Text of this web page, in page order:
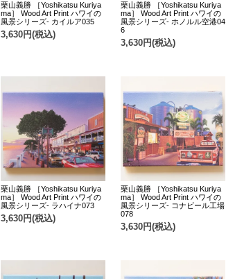
栗山義勝 ［Yoshikatsu Kuriya
ma］ Wood Art Print ハワイの
風景シリーズ- カイルア035
3,630円(税込)
栗山義勝 ［Yoshikatsu Kuriya
ma］ Wood Art Print ハワイの
風景シリーズ- ホノルル空港04
6
3,630円(税込)
栗山義勝 ［Yoshikatsu Kuriya
ma］ Wood Art Print ハワイの
風景シリーズ- ラハイナ073
3,630円(税込)
栗山義勝 ［Yoshikatsu Kuriya
ma］ Wood Art Print ハワイの
風景シリーズ- コナビール工場
078
3,630円(税込)